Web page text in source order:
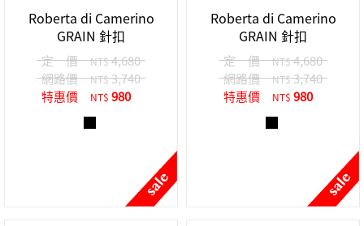
中性商品 UNISEX BAG/SLG
關於 Roberta di Camerino
女士夾款 LADIES' WALLET
中性商品 UNISEX BAG/SLG
皮革保養 LEATHER CARE
關於 THE BRIDGE
男士皮帶 MEN'S BELT
女士包款 LADIES' BAG
女士夾款 LADIES' WALLET
中性商品 UNISEX BAG/SLG
Roberta di Camerino
GRAIN 針扣
定 價 NT$4,680
網路價
NT$3,740
特惠價
NT$ 980
Roberta di Camerino
GRAIN 針扣
定 價 NT$4,680
網路價
NT$3,740
特惠價
NT$ 980